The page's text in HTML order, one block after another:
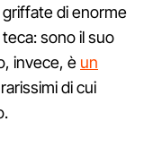
di enorme
sono il suo
invece, è un
di cui